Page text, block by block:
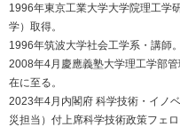
1996年東京工業大学大学院理工学
学）取得。
1996年筑波大学社会工学系・講師
2008年4月慶應義塾大学理工学部
在に至る。
2023年4月内閣府 科学技術・イノ
災担当）付上席科学技術政策フェロ